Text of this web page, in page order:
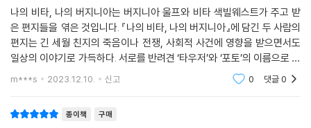
당신이 날 좋아하냐고 전화해 물어보면 당신이 말해줄까? 당신을 만나면
나에게 키스해줄래? 내가 당신과 한 침대에 있으면 당신은 … 《올랜도》 때
문에 오늘 밤 아주 신났어. 불가에 누워 마지막 장을 쓰는 중이지. _버지니
--- p.294
내가 당신에게 편지를 받지 못한 건 당신과 함께 있었기 때문이고, 그게 잉
나의 비타, 나의 버지니아는 버지니아 울프와 비타 색빌웨스트가 주고 받
은 편지들을 엮은 것입니다. 『나의 비타, 나의 버지니아』에 담긴 두 사람의
편지는 긴 세월 친지의 죽음이나 전쟁, 사회적 사건에 영향을 받으면서도
일상의 이야기로 가득하다. 서로를 반려견 ‘타우저’와 ‘포토’의 이름으로 사
랑스럽게 부르는가 하면 비타는 자신이 가꾸는 정원 시싱허스트가 계절마
m***s 2023.12.10. 신고 0 댓글0
종이책 구매